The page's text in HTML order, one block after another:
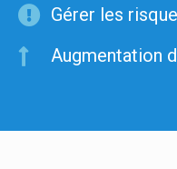
Gérer les
Augmentation